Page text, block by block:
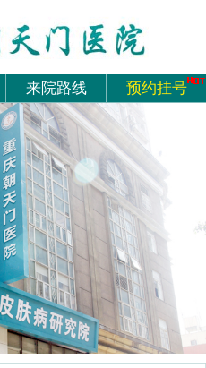
来院路线 预约挂号